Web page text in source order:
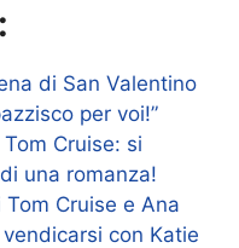
di San Valentino
per voi!”
Cruise: si
una romanza!
Cruise e Ana
con Katie